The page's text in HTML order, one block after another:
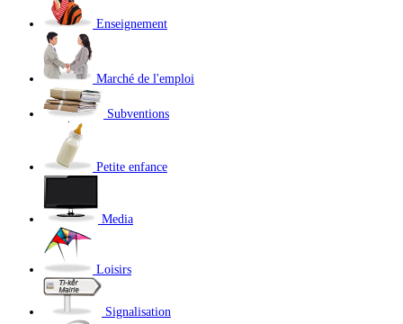
Enseignement
Marché de l'emploi
Subventions
Petite enfance
Media
Loisirs
Signalisation